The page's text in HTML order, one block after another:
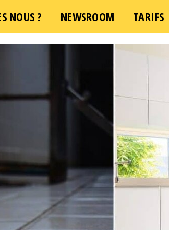
NOUS ? NEWSROOM TARIFS
demande d'intervention – Une